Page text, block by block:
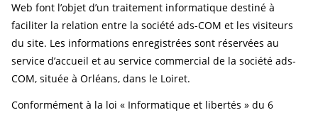
Web font l’objet d’un traitement informatique destiné à
faciliter la relation entre la société ads-COM et les visiteurs
du site. Les informations enregistrées sont réservées au
service d’accueil et au service commercial de la société ads-
COM, située à Orléans, dans le Loiret.
Conformément à la loi « Informatique et libertés » du 6